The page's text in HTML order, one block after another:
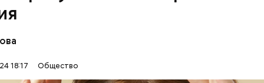
18:17 Общество